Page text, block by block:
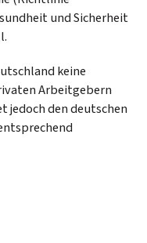
und Sicherheit
keine
Arbeitgebern
jedoch den deutschen